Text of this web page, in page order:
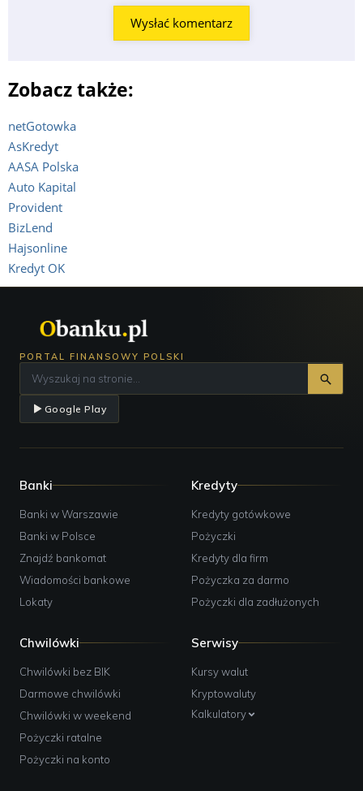
Zobacz także:
netGotowka
AsKredyt
AASA Polska
Auto Kapital
Provident
BizLend
Hajsonline
Kredyt OK
PORTAL FINANSOWY POLSKI
Google Play
Banki
Banki w Warszawie
Banki w Polsce
Znajdź bankomat
Wiadomości bankowe
Lokaty
Kredyty
Kredyty gotówkowe
Pożyczki
Kredyty dla firm
Pożyczka za darmo
Pożyczki dla zadłużonych
Chwilówki
Chwilówki bez BIK
Darmowe chwilówki
Chwilówki w weekend
Pożyczki ratalne
Pożyczki na konto
Serwisy
Kursy walut
Kryptowaluty
Kalkulatory